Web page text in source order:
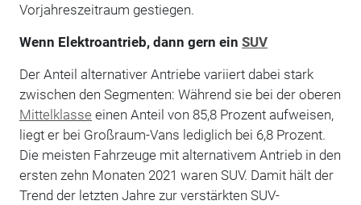
Vorjahreszeitraum gestiegen.
Wenn Elektroantrieb, dann gern ein SUV
Der Anteil alternativer Antriebe variiert dabei stark
zwischen den Segmenten: Während sie bei der oberen
Mittelklasse einen Anteil von 85,8 Prozent aufweisen,
liegt er bei Großraum-Vans lediglich bei 6,8 Prozent.
Die meisten Fahrzeuge mit alternativem Antrieb in den
ersten zehn Monaten 2021 waren SUV. Damit hält der
Trend der letzten Jahre zur verstärkten SUV-